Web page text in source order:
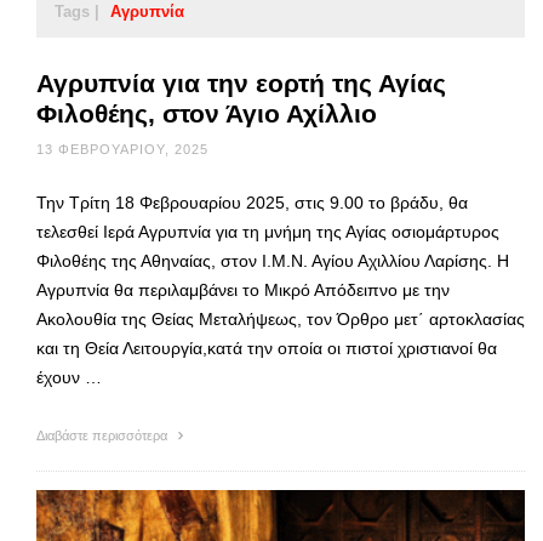
Tags | Αγρυπνία
Αγρυπνία για την εορτή της Αγίας
Φιλοθέης, στον Άγιο Αχίλλιο
13 ΦΕΒΡΟΥΑΡΊΟΥ, 2025
Την Τρίτη 18 Φεβρουαρίου 2025, στις 9.00 το βράδυ, θα
τελεσθεί Ιερά Αγρυπνία για τη μνήμη της Αγίας οσιομάρτυρος
Φιλοθέης της Αθηναίας, στον Ι.Μ.Ν. Αγίου Αχιλλίου Λαρίσης. Η
Αγρυπνία θα περιλαμβάνει το Μικρό Απόδειπνο με την
Ακολουθία της Θείας Μεταλήψεως, τον Όρθρο μετ΄ αρτοκλασίας
και τη Θεία Λειτουργία,κατά την οποία οι πιστοί χριστιανοί θα
έχουν …
Διαβάστε περισσότερα